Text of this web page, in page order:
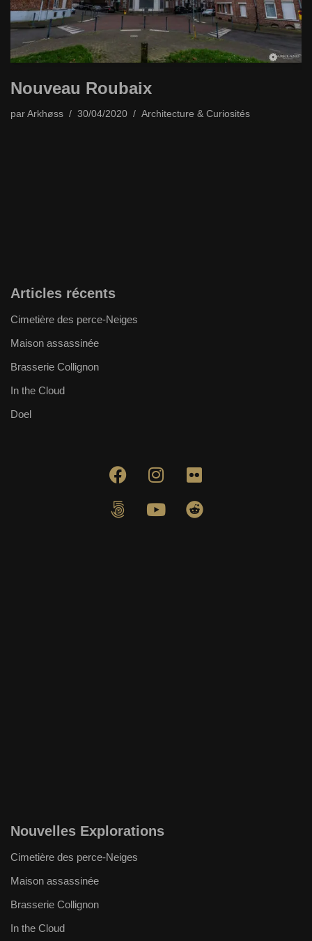
Nouveau Roubaix
par Arkhøss 30/04/2020 Architecture & Curiosités
Articles récents
Cimetière des perce-Neiges
Maison assassinée
Brasserie Collignon
In the Cloud
Doel
Nouvelles Explorations
Cimetière des perce-Neiges
Maison assassinée
Brasserie Collignon
In the Cloud